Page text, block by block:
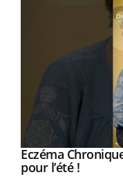
Youtube
Eczéma
pour l’été !Youtube